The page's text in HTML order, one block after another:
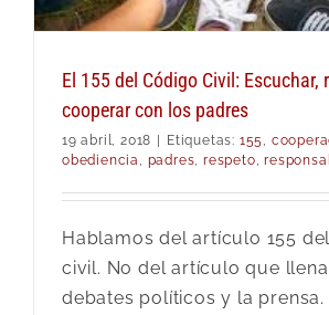
El 155 del Código Civil: Escuchar,
cooperar con los padres
19 abril, 2018 | Etiquetas: 155
obediencia
padres ,respeto ,
Hablamos del artículo 155
civil. No del artículo que
debates políticos y la prensa.